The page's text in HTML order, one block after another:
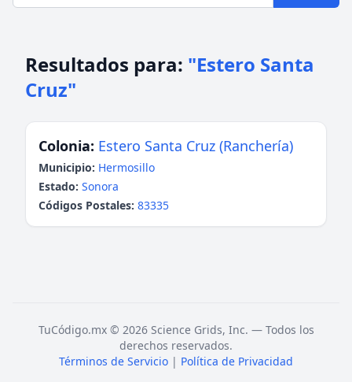
Resultados para: "Estero Santa
Cruz"
Colonia: Estero Santa Cruz (Ranchería)
Municipio: Hermosillo
Estado: Sonora
Códigos Postales: 83335
TuCódigo.mx © 2026 Science Grids, Inc. — Todos los
derechos reservados.
Términos de Servicio | Política de Privacidad